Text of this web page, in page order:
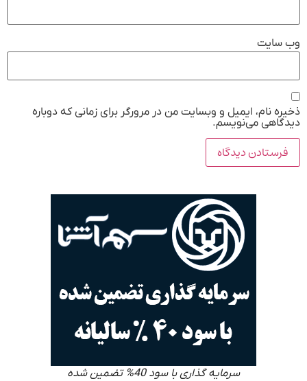
وب‌ سایت
ذخیره نام، ایمیل و وبسایت من در مرورگر برای زمانی که دوباره
دیدگاهی می‌نویسم.
سرمایه گذاری با سود 40% تضمین شده